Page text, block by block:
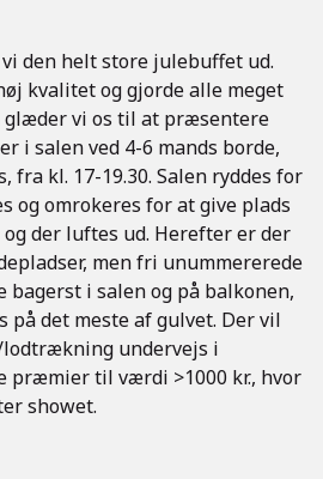
den helt store julebuffet ud.
kvalitet og gjorde alle meget
glæder vi os til at præsentere
i salen ved 4-6 mands borde,
fra kl. 17-19.30. Salen ryddes for
og omrokeres for at give plads
der luftes ud. Herefter er der
men fri unummererede
bagerst i salen og på balkonen,
på det meste af gulvet. Der vil
undervejs i
præmier til værdi >1000 kr., hvor
showet.